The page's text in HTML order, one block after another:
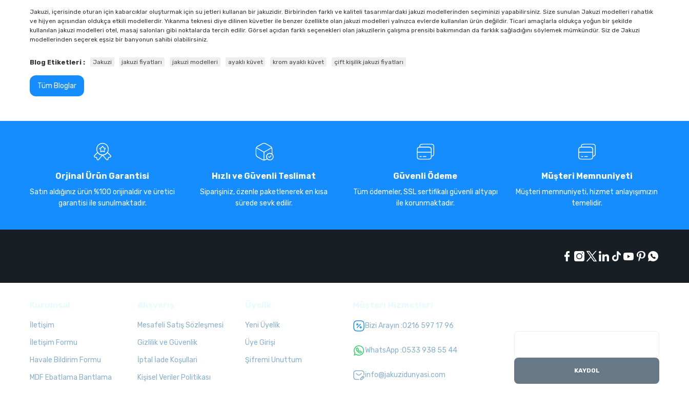
Jakuzi, içerisinde oturan için kabarcıklar oluşturmak için su jetleri kullanan bir jakuzidir. Birbirinden farklı ve kaliteli tasarımlardaki jakuzi modellerinden seçiminizi yapabilirsiniz. Size sunulan Jakuzi modelleri rahatlık
ve hijyen açısından oldukça etkili modellerdir. Yıkanma teknesi diye dilinen küvetler ile benzer özellikte olan jakuzi modelleri yalnızca evlerde kullanılan ürün değildir. Ticari amaçlarla oldukça yoğun bir şekilde
kullanılan jakuzi modelleri otel, masaj salonları gibi noktalarda tercih edilir. Görsel açıdan farklı seçenekleri olan jakuzilerin çalışma prensibi bakımından da farklık sağladığını söylemek mümkündür. Siz de Jakuzi
modellerinden seçerek eşsiz bir banyonun sahibi olabilirsiniz.
Blog Etiketleri : Jakuzi jakuzi fiyatları jakuzi modelleri ayaklı küvet krom ayaklı küvet çift kişilik jakuzi fiyatları
Tüm Bloglar
Orjinal Ürün Garantisi
Satın aldığınız ürün %100 orijinaldir ve üretici
garantisi ile sunulmaktadır.
Hızlı ve Güvenli Teslimat
Siparişiniz, özenle paketlenerek en kısa
sürede sevk edilir.
Güvenli Ödeme
Tüm ödemeler, SSL sertifikalı güvenli altyapı
ile korunmaktadır.
Müşteri Memnuniyeti
Müşteri memnuniyeti, hizmet anlayışımızın
temelidir.
İletişim
İletişim Formu
Havale Bildirim Formu
MDF Ebatlama Bantlama
Mesafeli Satış Sözleşmesi
Gizlilik ve Güvenlik
İptal İade Koşullari
Kişisel Veriler Politikası
Yeni Üyelik
Üye Girişi
Şifremi Unuttum
Bizi Arayın :0216 597 17 96
WhatsApp :0533 938 55 44
info@jakuzidunyasi.com KAYDOL